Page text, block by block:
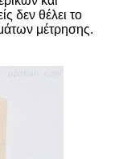
δεν θέλει το
μέτρησης.